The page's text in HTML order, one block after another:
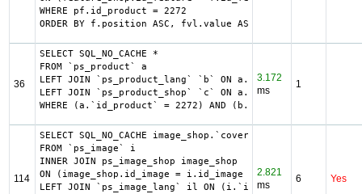
WHERE pf.id_product = 2272
ORDER BY f.position ASC, fvl.value ASC
36
SELECT SQL_NO_CACHE *
FROM `ps_product` a
LEFT JOIN `ps_product_lang` `b` ON a.`id_product` =
LEFT JOIN `ps_product_shop` `c` ON a.`id_product` =
WHERE (a.`id_product` = 2272) AND (b.`id_shop` = 1)
3.172
ms
1
114
SELECT SQL_NO_CACHE image_shop.`cover`,
FROM `ps_image` i
INNER JOIN ps_image_shop image_shop
ON (image_shop.id_image = i.id_image AND
LEFT JOIN `ps_image_lang` il ON (i.`id_image` =
2.821
ms
6 Yes